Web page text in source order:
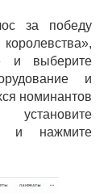
за победу
и выберите
и
номинантов
установите
и нажмите